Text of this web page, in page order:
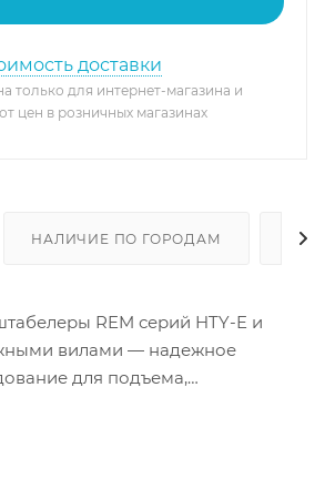
доставки
только для интернет-магазина и
цен в розничных магазинах
НАЛИЧИЕ ПО ГОРОДАМ
REM серий HTY-E и
вилами — надежное
для подъема,